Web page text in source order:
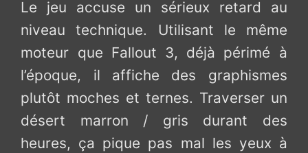
Le jeu accuse un sérieux retard au
niveau technique. Utilisant le même
moteur que Fallout 3, déjà périmé à
l’époque, il affiche des graphismes
plutôt moches et ternes. Traverser un
désert marron / gris durant des
heures, ça pique pas mal les yeux à